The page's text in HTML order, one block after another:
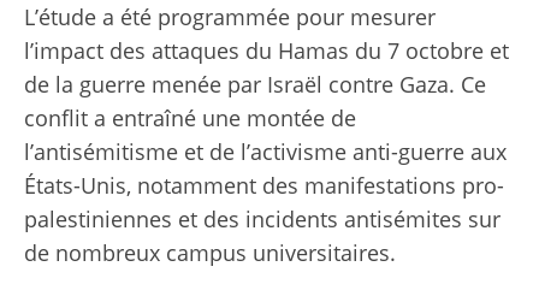
L’étude a été programmée pour mesurer
l’impact des attaques du Hamas du 7 octobre et
de la guerre menée par Israël contre Gaza. Ce
conflit a entraîné une montée de
l’antisémitisme et de l’activisme anti-guerre aux
États-Unis, notamment des manifestations pro-
palestiniennes et des incidents antisémites sur
de nombreux campus universitaires.